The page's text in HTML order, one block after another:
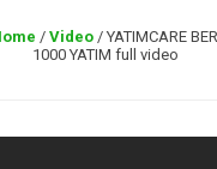
/ Video/ YATIMCARE
1000 YATIM full video